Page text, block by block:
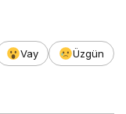
Vay
Üzgün